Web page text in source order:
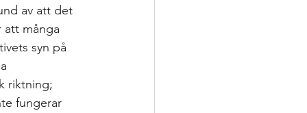
av att det
att många
syn på
riktning;
fungerar